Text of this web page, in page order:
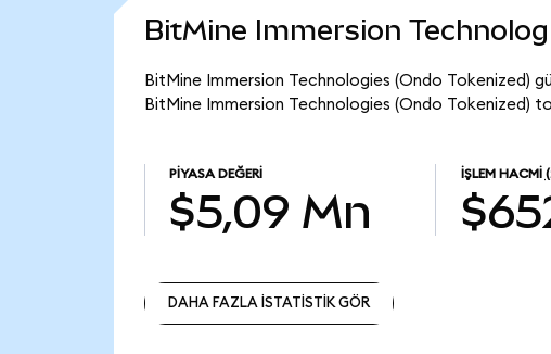
BitMine Immersion
BitMine Immersion Technologies (Ondo Tokenized)
BitMine Immersion Technologies (Ondo Tokenized)
PIYASA DEĞERI
$5,09 Mn
İŞLEM HACMI
DAHA FAZLA İSTATİSTİK GÖR